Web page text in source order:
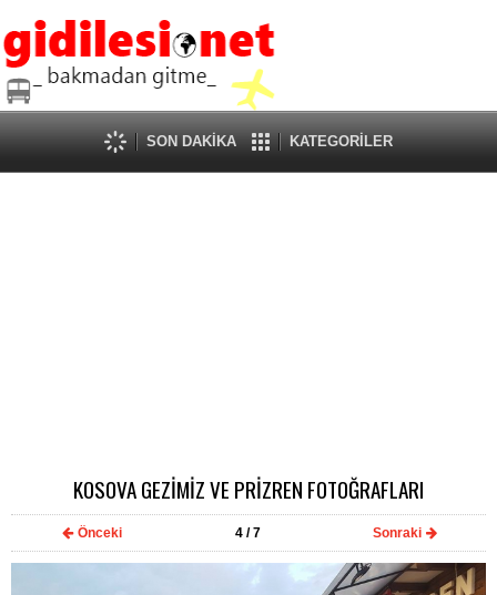
SON DAKİKA KATEGORİLER
KOSOVA GEZİMİZ VE PRİZREN FOTOĞRAFLARI
Önceki 4 / 7 Sonraki